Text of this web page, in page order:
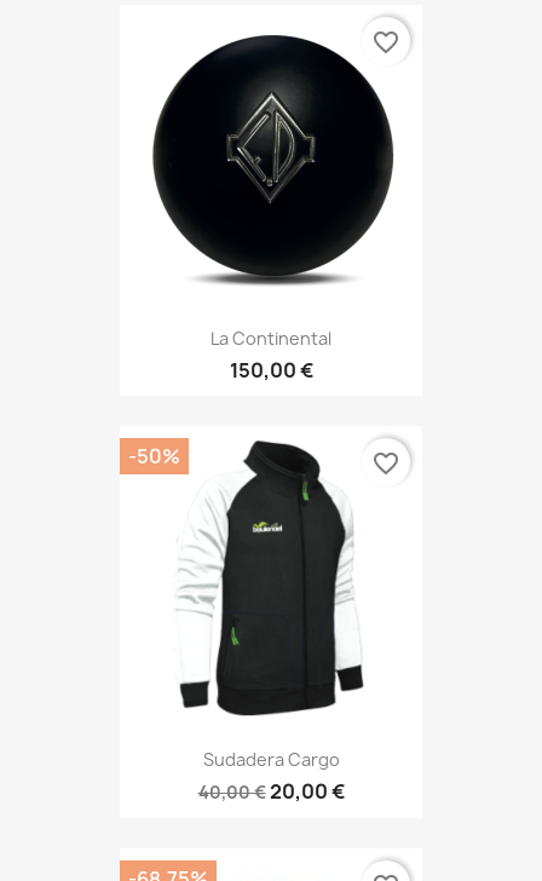
La Continental
150,00 €
favorite_border
Sudadera Cargo
40,00 €20,00 €
-50% favorite_border